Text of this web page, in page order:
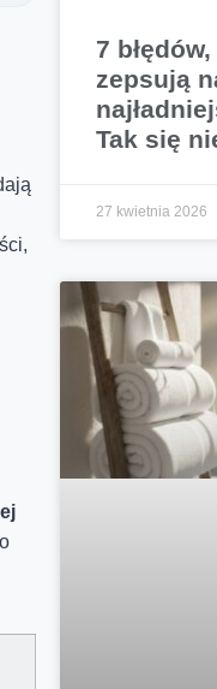
7
zepsują
Tak się
27 kwietnia 2026